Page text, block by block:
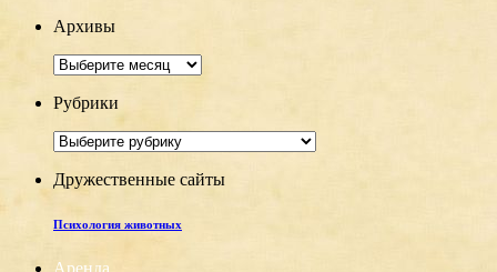
Архивы
Архивы
Рубрики
Рубрики
Дружественные сайты
Психология животных